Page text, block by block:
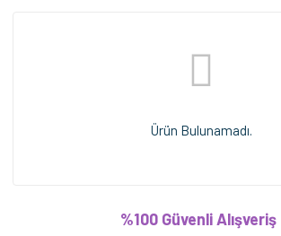
Ürün Bulunamadı.
%100 Güvenli Alışveriş